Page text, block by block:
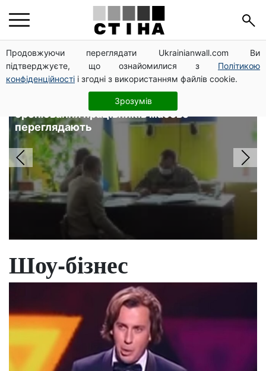
Продовжуючи переглядати Ukrainianwall.com Ви
підтверджуєте, що ознайомилися з Політикою
конфіденційності і згодні з використанням файлів cookie.
Зрозумів
Головні новини
Зарплата від 26 000 грн і
підтвердження до 1 вересня:
бронювання працівників масово
переглядають
Шоу-бізнес